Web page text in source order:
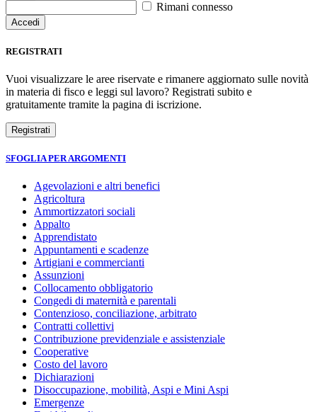
Rimani connesso
REGISTRATI
Vuoi visualizzare le aree riservate e rimanere aggiornato sulle novità
in materia di fisco e leggi sul lavoro? Registrati subito e
gratuitamente tramite la pagina di iscrizione.
SFOGLIA PER ARGOMENTI
Agevolazioni e altri benefici
Agricoltura
Ammortizzatori sociali
Appalto
Apprendistato
Appuntamenti e scadenze
Artigiani e commercianti
Assunzioni
Collocamento obbligatorio
Congedi di maternità e parentali
Contenzioso, conciliazione, arbitrato
Contratti collettivi
Contribuzione previdenziale e assistenziale
Cooperative
Costo del lavoro
Dichiarazioni
Disoccupazione, mobilità, Aspi e Mini Aspi
Emergenze